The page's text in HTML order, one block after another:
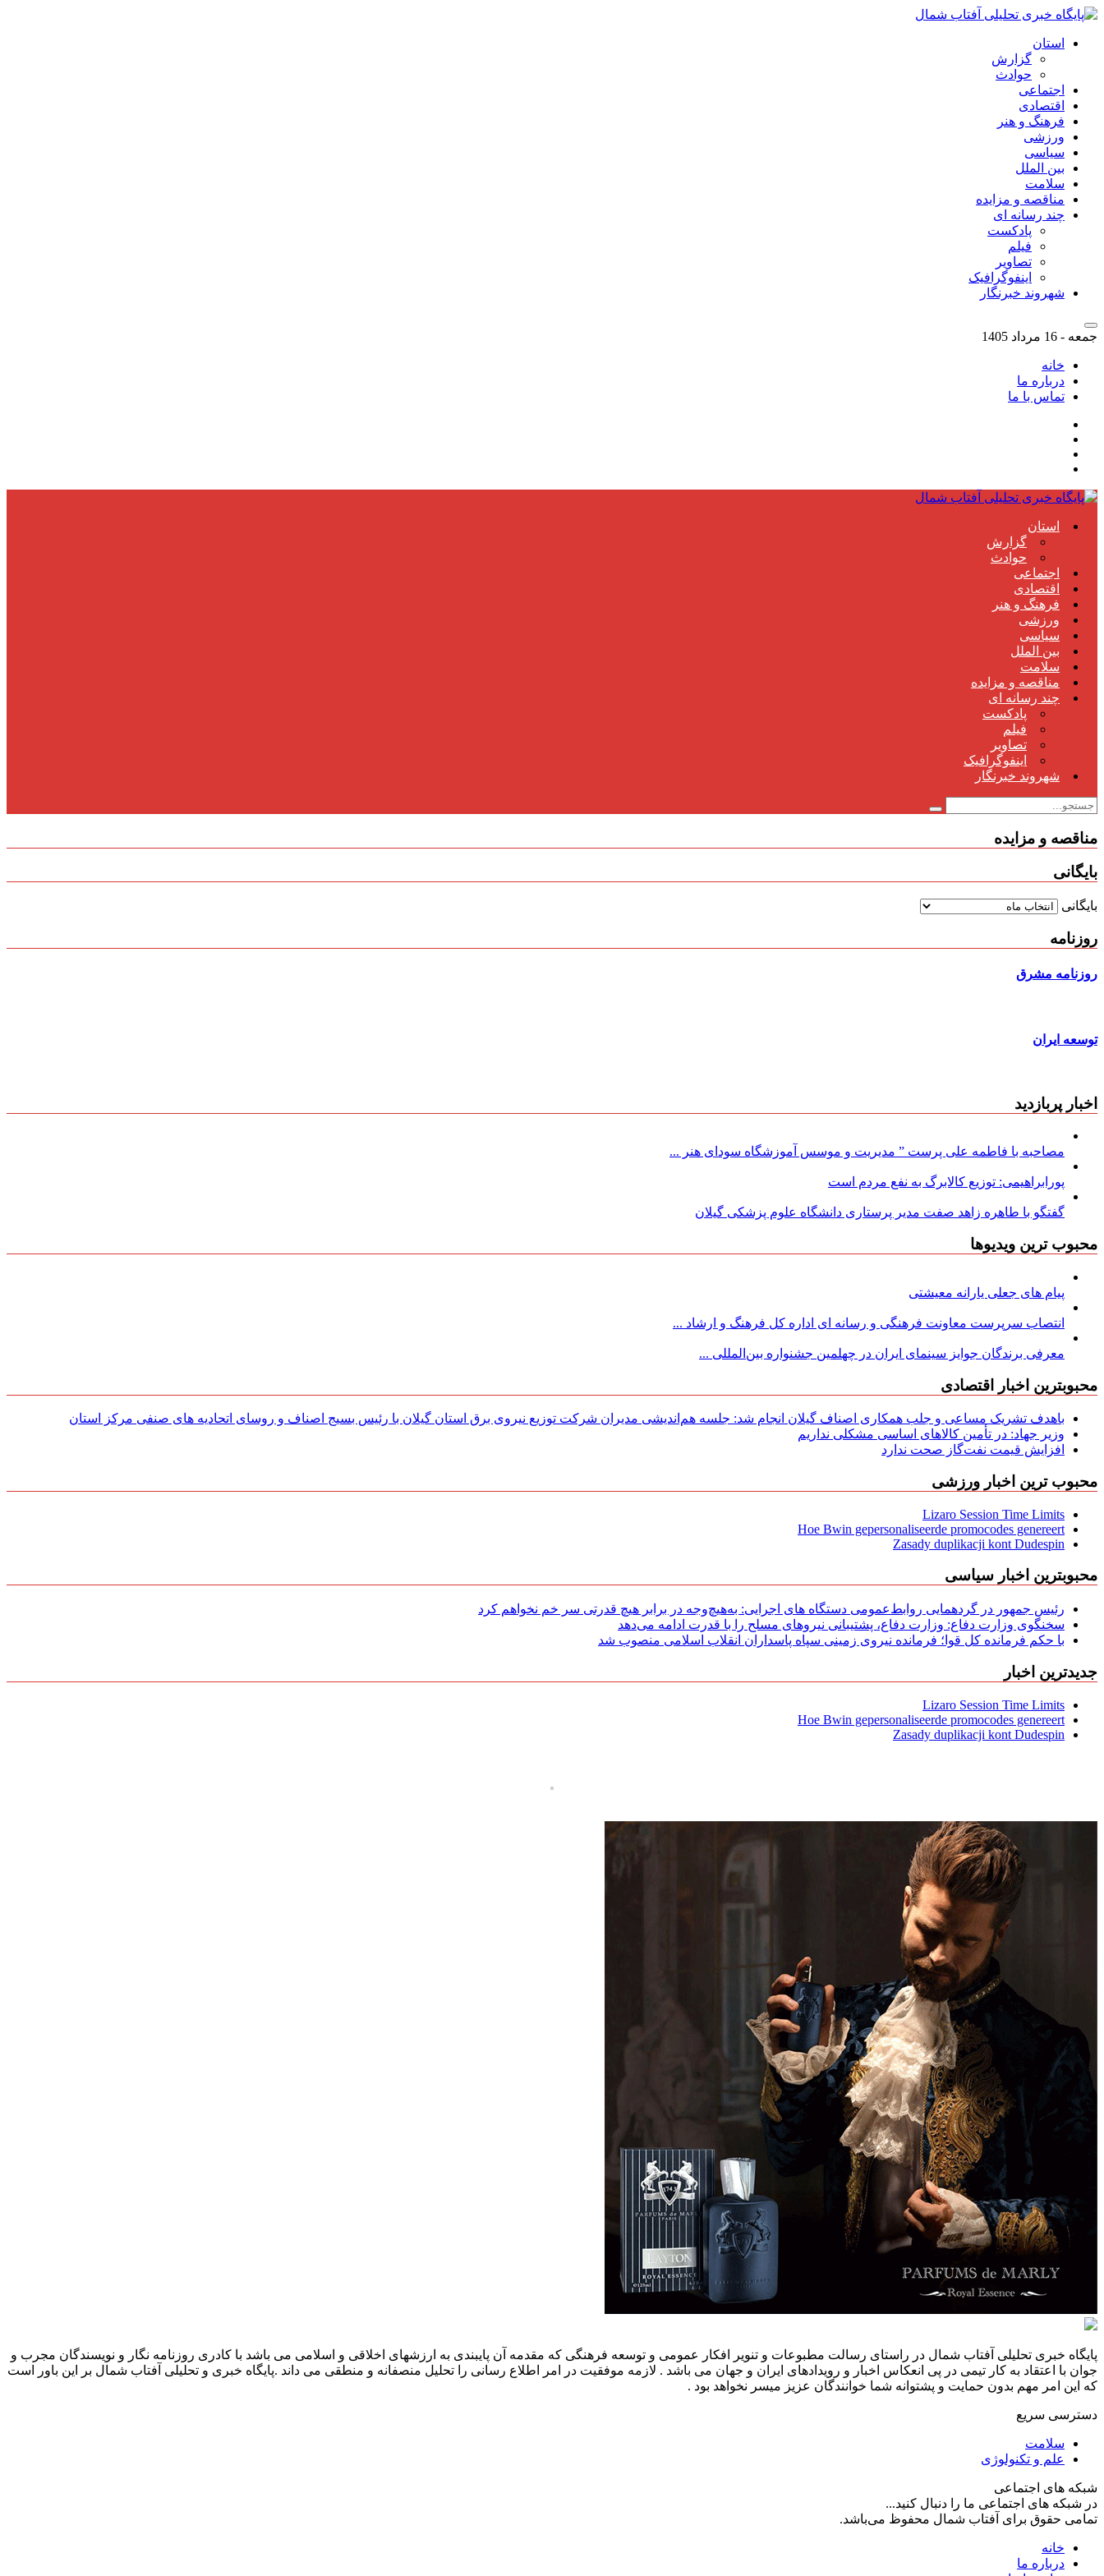
استان
گزارش
حوادث
اجتماعی
اقتصادی
فرهنگ و هنر
ورزشی
سیاسی
بین الملل
سلامت
مناقصه و مزایده
چند رسانه ای
پادکست
فیلم
تصاویر
اینفوگرافیک
شهروند خبرنگار
جمعه - 16 مرداد 1405
خانه
درباره ما
تماس با ما
استان
گزارش
حوادث
اجتماعی
اقتصادی
فرهنگ و هنر
ورزشی
سیاسی
بین الملل
سلامت
مناقصه و مزایده
چند رسانه ای
پادکست
فیلم
تصاویر
اینفوگرافیک
شهروند خبرنگار
مناقصه و مزایده
بایگانی
بایگانی
روزنامه
روزنامه مشرق
توسعه ایران
اخبار پربازدید
مصاحبه با فاطمه علی پرست ” مدیریت و موسس آموزشگاه سودای هنر ...
پورابراهیمی: توزیع کالابرگ به نفع مردم است
گفتگو با طاهره زاهد صفت مدیر پرستاری دانشگاه علوم پزشکی گیلان
محبوب ترین ویدیوها
پیام های جعلی یارانه معیشتی
انتصاب سرپرست معاونت فرهنگی و رسانه ای اداره کل فرهنگ و ارشاد ...
معرفی برندگان جوایز سینمای ایران در چهلمین جشنواره بین‌المللی ...
محبوبترین اخبار اقتصادی
باهدف تشریک مساعی و جلب همکاری اصناف گیلان انجام شد: جلسه هم‌اندیشی مدیران شركت توزیع نیروی برق استان گیلان با رئیس بسیج اصناف و روسای اتحادیه های صنفی مركز استان
وزیر جهاد: در تأمین کالاهای اساسی مشکلی نداریم
افزایش قیمت نفت‌گاز صحت ندارد
محبوب ترین اخبار ورزشی
Lizaro Session Time Limits
Hoe Bwin gepersonaliseerde promocodes genereert
Zasady duplikacji kont Dudespin
محبوبترین اخبار سیاسی
رئیس جمهور در گردهمایی روابط‌عمومی دستگاه های اجرایی: به‌هیچ‌وجه در برابر هیچ قدرتی سر خم نخواهم کرد
سخنگوی وزارت دفاع: وزارت دفاع، پشتیبانی نیرو‌های مسلح را با قدرت ادامه می‌دهد
با حکم فرمانده کل قوا؛ فرمانده نیروی زمینی سپاه پاسداران انقلاب اسلامی منصوب شد
جدیدترین اخبار
Lizaro Session Time Limits
Hoe Bwin gepersonaliseerde promocodes genereert
Zasady duplikacji kont Dudespin
پایگاه خبری تحلیلی آفتاب شمال در راستای رسالت مطبوعات و تنویر افکار عمومی و توسعه فرهنگی که مقدمه آن پایبندی به ارزشهای اخلاقی و اسلامی می باشد با کادری روزنامه نگار و نویسندگان مجرب و
جوان با اعتقاد به کار تیمی در پی انعکاس اخبار و رویدادهای ایران و جهان می باشد . لازمه موفقیت در امر اطلاع رسانی را تحلیل منصفانه و منطقی می داند .پایگاه خبری و تحلیلی آفتاب شمال بر این باور است
که این امر مهم بدون حمایت و پشتوانه شما خوانندگان عزیز میسر نخواهد بود .
دسترسی سریع
سلامت
علم و تکنولوژی
شبکه های اجتماعی
در شبکه های اجتماعی ما را دنبال کنید...
تمامی حقوق برای آفتاب شمال محفوظ می‌باشد.
خانه
درباره ما